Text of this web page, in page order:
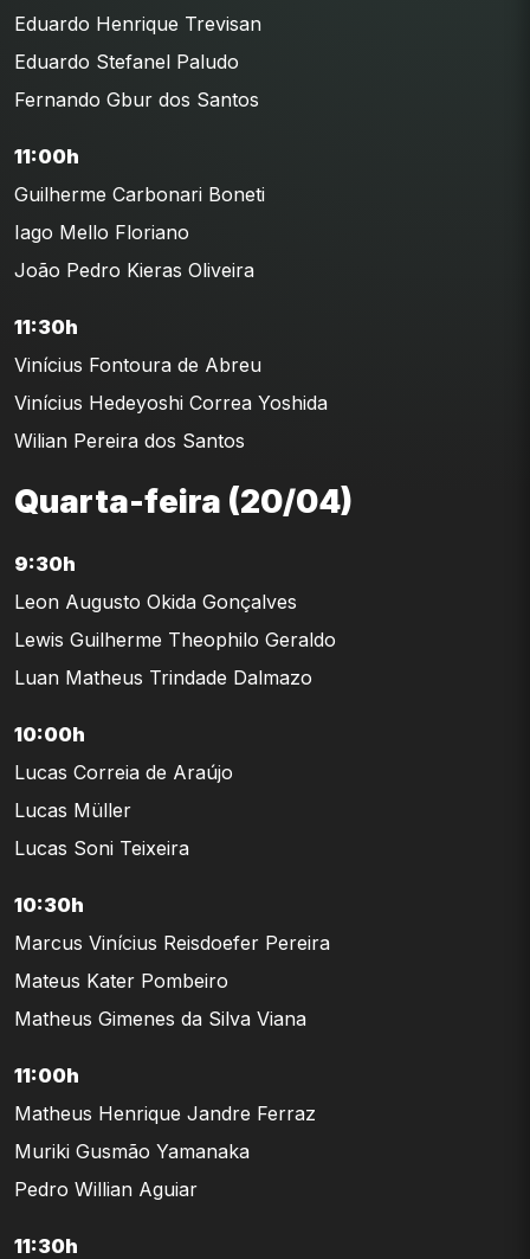
Eduardo Henrique Trevisan
Eduardo Stefanel Paludo
Fernando Gbur dos Santos
11:00h
Guilherme Carbonari Boneti
Iago Mello Floriano
João Pedro Kieras Oliveira
11:30h
Vinícius Fontoura de Abreu
Vinícius Hedeyoshi Correa Yoshida
Wilian Pereira dos Santos
Quarta-feira (20/04)
9:30h
Leon Augusto Okida Gonçalves
Lewis Guilherme Theophilo Geraldo
Luan Matheus Trindade Dalmazo
10:00h
Lucas Correia de Araújo
Lucas Müller
Lucas Soni Teixeira
10:30h
Marcus Vinícius Reisdoefer Pereira
Mateus Kater Pombeiro
Matheus Gimenes da Silva Viana
11:00h
Matheus Henrique Jandre Ferraz
Muriki Gusmão Yamanaka
Pedro Willian Aguiar
11:30h